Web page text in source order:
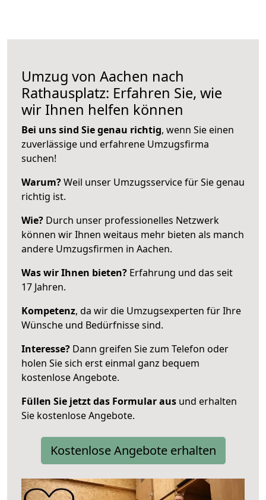
Umzug von Aachen nach
Rathausplatz: Erfahren Sie, wie
wir Ihnen helfen können
Bei uns sind Sie genau richtig, wenn Sie einen
zuverlässige und erfahrene Umzugsfirma
suchen!
Warum?Weil unser Umzugsservice für Sie genau
richtig ist.
Wie? Durch unser professionelles Netzwerk
können wir Ihnen weitaus mehr bieten als manch
andere Umzugsfirmen in Aachen.
Was wir Ihnen bieten? Erfahrung und das seit
17 Jahren.
Kompetenz, da wir die Umzugsexperten für Ihre
Wünsche und Bedürfnisse sind.
Interesse? Dann greifen Sie zum Telefon oder
holen Sie sich erst einmal ganz bequem
kostenlose Angebote.
Füllen Sie jetzt das Formular aus und erhalten
Sie kostenlose Angebote.
Kostenlose Angebote erhalten